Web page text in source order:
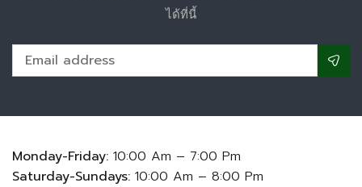
ได้ที่นี้
Monday-Friday: 10:00 Am – 7:00 Pm
Saturday-Sundays: 10:00 Am – 8:00 Pm